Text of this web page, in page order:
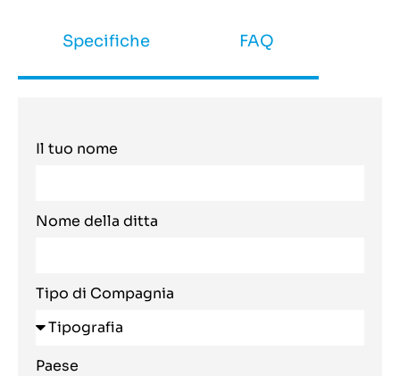
Specifiche FAQ
Il tuo nome
Nome della ditta
Tipo di Compagnia
Paese